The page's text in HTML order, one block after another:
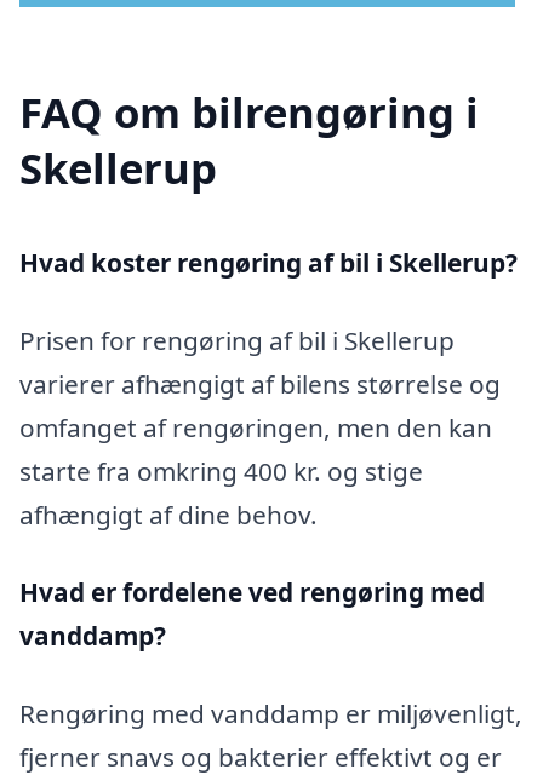
FAQ om bilrengøring i
Skellerup
Hvad koster rengøring af bil i Skellerup?
Prisen for rengøring af bil i Skellerup
varierer afhængigt af bilens størrelse og
omfanget af rengøringen, men den kan
starte fra omkring 400 kr. og stige
afhængigt af dine behov.
Hvad er fordelene ved rengøring med
vanddamp?
Rengøring med vanddamp er miljøvenligt,
fjerner snavs og bakterier effektivt og er